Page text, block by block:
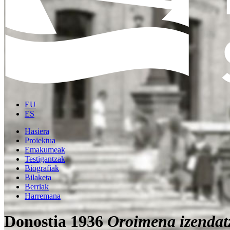
EU
ES
Hasiera
Proiektua
Emakumeak
Testigantzak
Biografiak
Bilaketa
Berriak
Harremana
Donostia 1936Oroimena